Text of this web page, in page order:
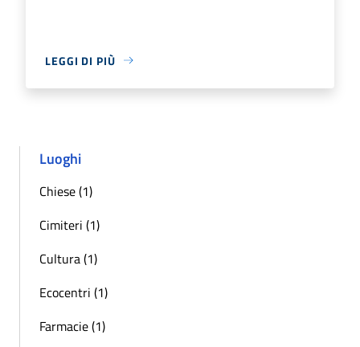
LEGGI DI PIÙ
Luoghi
Chiese (1)
Cimiteri (1)
Cultura (1)
Ecocentri (1)
Farmacie (1)